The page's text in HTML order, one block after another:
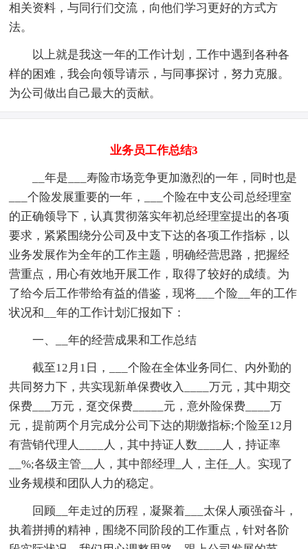
相关资料，与同行们交流，向他们学习更好的方式方
法。
以上就是我这一年的工作计划，工作中遇到各种各
样的困难，我会向领导请示，与同事探讨，努力克服。
为公司做出自己最大的贡献。
业务员工作总结3
__年是___寿险市场竞争更加激烈的一年，同时也是
___个险发展重要的一年，___个险在中支公司总经理室
的正确领导下，认真贯彻落实年初总经理室提出的各项
要求，紧紧围绕分公司及中支下达的各项工作指标，以
业务发展作为全年的工作主题，明确经营思路，把握经
营重点，用心有效地开展工作，取得了较好的成绩。为
了给今后工作带给有益的借鉴，现将___个险__年的工作
状况和__年的工作计划汇报如下：
一、__年的经营成果和工作总结
截至12月1日，___个险在全体业务同仁、内外勤的
共同努力下，共实现新单保费收入____万元，其中期交
保费___万元，趸交保费_____元，意外险保费____万
元，提前两个月完成分公司下达的期缴指标;个险至12月
有营销代理人____人，其中持证人数____人，持证率
__%;各级主管__人，其中部经理_人，主任_人。实现了
业务规模和团队人力的稳定。
回顾__年走过的历程，凝聚着___太保人顽强奋斗，
执着拼搏的精神，围绕不同阶段的工作重点，针对各阶